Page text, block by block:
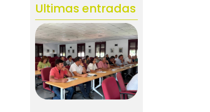
Ultimas entradas